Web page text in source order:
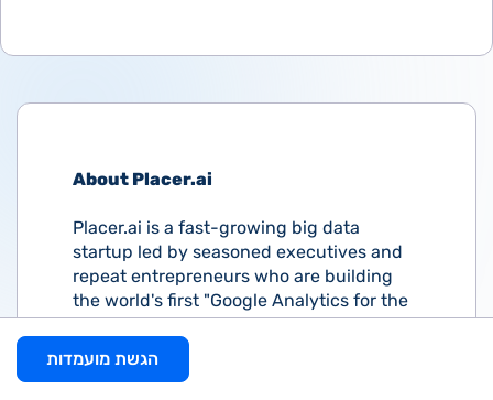
About Placer.ai
Placer.ai is a fast-growing big data
startup led by seasoned executives and
repeat entrepreneurs who are building
the world's first "Google Analytics for the
physical world." Placer.ai’s platform
provides instant visibility into any
property in the U.S., presenting accurate
הגשת מועמדות